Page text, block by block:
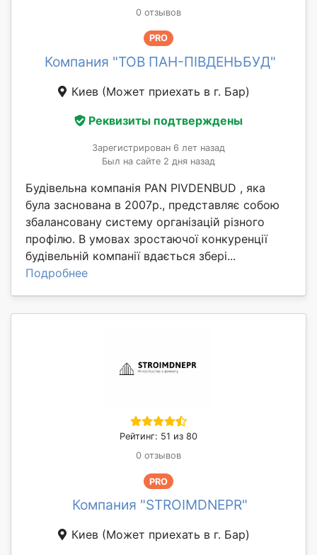
0 отзывов
PRO
Компания "ТОВ ПАН-ПІВДЕНЬБУД"
Киев (Может приехать в г. Бар)
Реквизиты подтверждены
Зарегистрирован 6 лет назад
Был на сайте 2 дня назад
Будівельна компанія PAN PIVDENBUD , яка
була заснована в 2007р., представляє собою
збалансовану систему організацій різного
профілю. В умовах зростаючої конкуренції
будівельній компанії вдається збері...
Подробнее
Рейтинг: 51 из 80
0 отзывов
PRO
Компания "STROIMDNEPR"
Киев (Может приехать в г. Бар)